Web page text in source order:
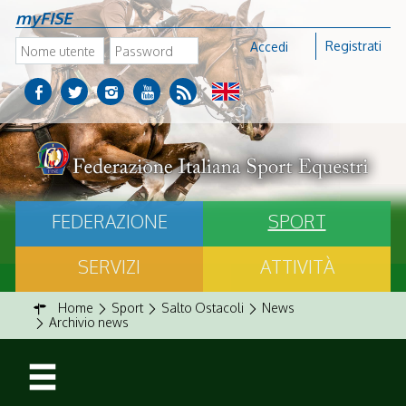
myFISE
Accedi Registrati
FEDERAZIONE
SPORT
SERVIZI
ATTIVITÀ
Home Sport Salto Ostacoli
News
Archivio news